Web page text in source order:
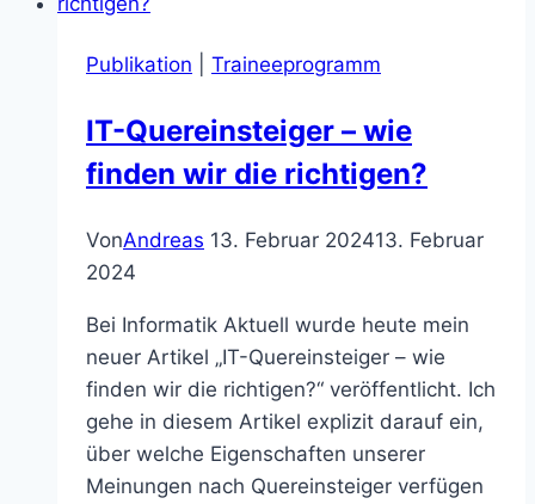
Publikation Traineeprogramm
IT-Quereinsteiger – wie
finden wir die richtigen?
VonAndreas 13. Februar 202413. Februar
2024
Bei Informatik Aktuell wurde heute mein
neuer Artikel „IT-Quereinsteiger – wie
finden wir die richtigen?“ veröffentlicht. Ich
gehe in diesem Artikel explizit darauf ein,
über welche Eigenschaften unserer
Meinungen nach Quereinsteiger verfügen